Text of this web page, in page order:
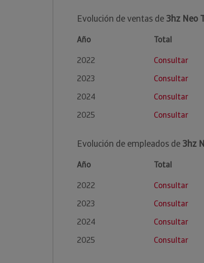
Evolución de ventas de 3hz Neo
Año Total
2022
Consultar
2023
Consultar
2024
Consultar
2025
Consultar
Evolución de empleados de 3hz
Año Total
2022
Consultar
2023
Consultar
2024
Consultar
2025
Consultar